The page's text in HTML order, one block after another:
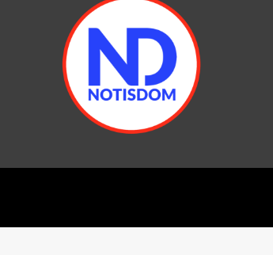
Dólar subió 4
de Liga”, ahora en nuevo horario
Freund descarta
Film Festival celebra 15 años con una gala a casa